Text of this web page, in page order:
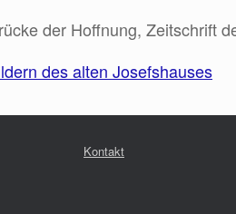
der Hoffnung, Zeitschrift
des alten Josefshauses
Kontakt